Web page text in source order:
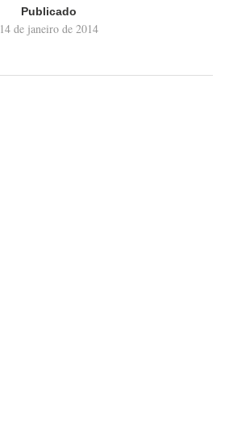
Publicado
14 de janeiro de 2014